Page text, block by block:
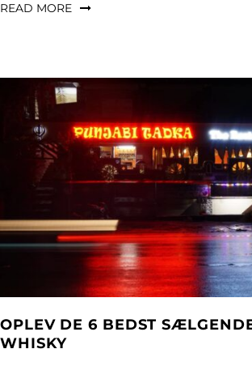
READ MORE
OPLEV DE 6 BEDST
WHISKY